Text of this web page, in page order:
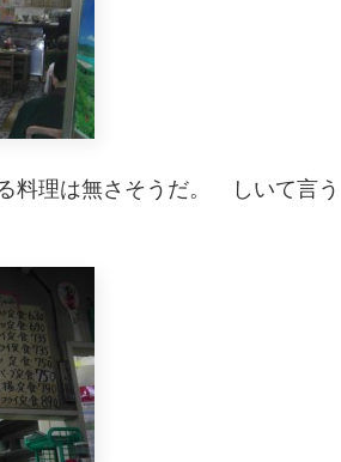
料理は無さそうだ。 しいて言う